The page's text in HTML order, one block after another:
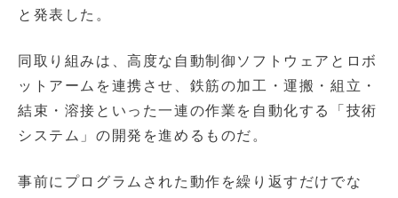
と発表した。
同取り組みは、高度な自動制御ソフトウェアとロボ
ットアームを連携させ、鉄筋の加工・運搬・組立・
結束・溶接といった一連の作業を自動化する「技術
システム」の開発を進めるものだ。
事前にプログラムされた動作を繰り返すだけでな